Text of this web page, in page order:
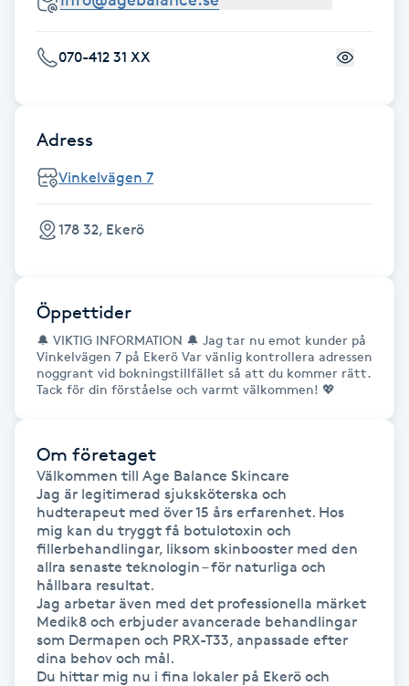
Gruppträning
Gua Sha-massage
H
Hatha Yoga
Headspa
Healing
HIFU
Hollywood Peel
Hot Stone Massage
Hot yoga
Hudföryngring
Huduppstramning
Hudvård
070-412 31 XX
Adress
Vinkelvägen 7
178 32, Ekerö
Öppettider
🔔 VIKTIG INFORMATION 🔔 Jag tar nu emot kunder på
Vinkelvägen 7 på Ekerö Var vänlig kontrollera adressen
noggrant vid bokningstillfället så att du kommer rätt.
Tack för din förståelse och varmt välkommen! 💖
Om företaget
Välkommen till Age Balance Skincare
Jag är legitimerad sjuksköterska och
hudterapeut med över 15 års erfarenhet. Hos
mig kan du tryggt få botulotoxin och
fillerbehandlingar, liksom skinbooster med den
allra senaste teknologin – för naturliga och
hållbara resultat.
Jag arbetar även med det professionella märket
Medik8 och erbjuder avancerade behandlingar
som Dermapen och PRX-T33, anpassade efter
dina behov och mål.
Du hittar mig nu i fina lokaler på Ekerö och